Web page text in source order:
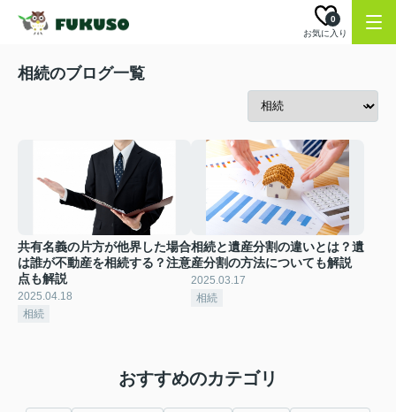
お気に入り
0
相続のブログ一覧
共有名義の片方が他界した場合
は誰が不動産を相続する？注意
点も解説
2025.04.18
相続
相続と遺産分割の違いとは？遺
産分割の方法についても解説
2025.03.17
相続
おすすめのカテゴリ